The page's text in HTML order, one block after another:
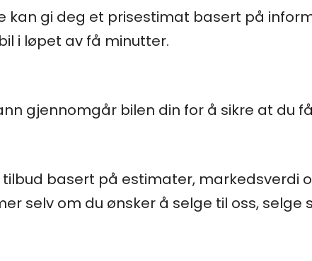
kan gi deg et prisestimat basert på
i løpet av få minutter.
gjennomgår bilen din for å sikre at du
basert på estimater, markedsverdi
selv om du ønsker å selge til oss, selge